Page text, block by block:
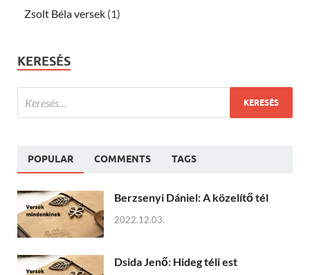
Zsolt Béla versek (1)
KERESÉS
POPULAR COMMENTS TAGS
Berzsenyi Dániel: A közelítő tél
2022.12.03.
Dsida Jenő: Hideg téli est